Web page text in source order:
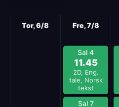
Tor, 6/8 Fre, 7/8
Sal 4
11.45
2D, Eng.
tale, Norsk
tekst
Sal 7